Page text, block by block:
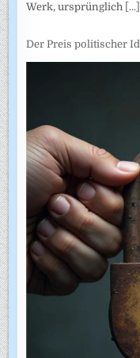
Werk, ursprünglich [...]
Der Preis politischer